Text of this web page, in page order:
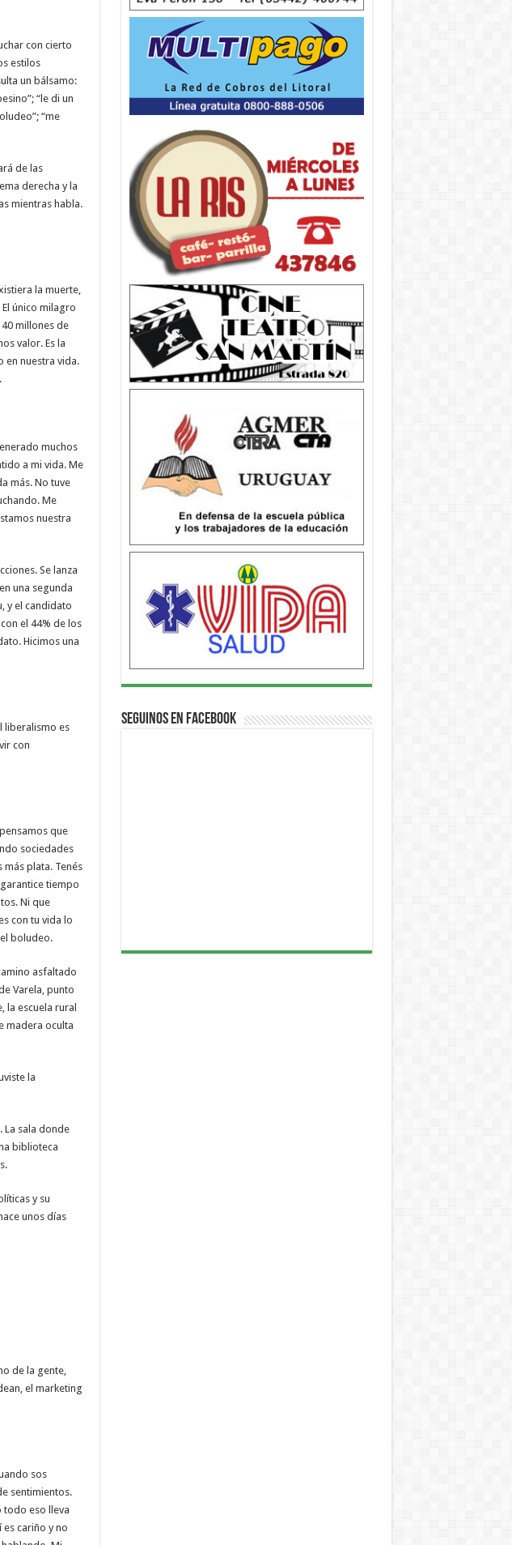
con cierto
estilos
un bálsamo:
“le di un
“me
de las
derecha y la
mientras habla.
la muerte,
único milagro
millones de
valor. Es la
en nuestra vida.
muchos
a mi vida. Me
más. No tuve
Me
nuestra
Se lanza
una segunda
y el candidato
el 44% de los
Hicimos una
liberalismo es
con
que
sociedades
plata. Tenés
tiempo
Ni que
con tu vida lo
boludeo.
asfaltado
Varela, punto
la escuela rural
madera oculta
la
La sala donde
biblioteca
y su
unos días
de la gente,
el marketing
sos
sentimientos.
todo eso lleva
cariño y no
Seguinos en Facebook